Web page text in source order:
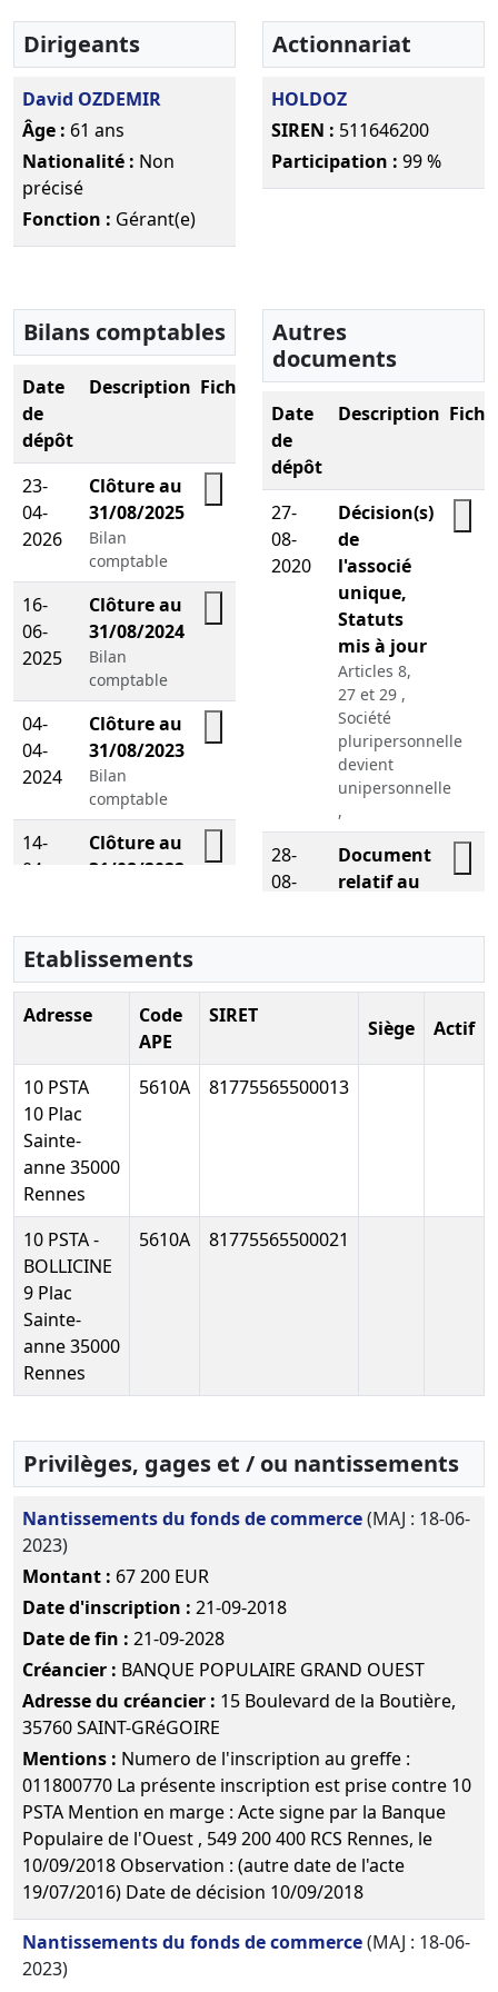
Dirigeants
David OZDEMIR
Âge : 61 ans
Nationalité : Non
précisé
Fonction : Gérant(e)
Actionnariat
HOLDOZ
SIREN : 511646200
Participation : 99 %
Bilans comptables
Date
de
dépôt
Description Fichier
23-
04-
2026
Clôture au
31/08/2025
Bilan
comptable
Télécharger le PDF
16-
06-
2025
Clôture au
31/08/2024
Bilan
comptable
Télécharger le PDF
04-
04-
2024
Clôture au
31/08/2023
Bilan
comptable
Télécharger le PDF
14-
04-
Clôture au
31/08/2022
Télécharger le PDF
03-
12-
2021
Clôture au
31/08/2020
Bilan
comptable
Télécharger le PDF
Autres
documents
Date
de
dépôt
Description
27-
08-
2020
Décision(s)
de
l'associé
unique,
Statuts
mis à jour
Articles 8,
27 et 29 ,
Société
pluripersonnelle
devient
unipersonnelle
,
28-
08-
Document
relatif au
effectif,
des
associés,
Statuts
mis à jour
,
HOLDOZ et
d'une
unipersonnelle
(SARLU) à
une société
pluripersonnelle
14-
2016
Etablissements
Adresse
Code
APE
SIRET
Siège Actif
10 PSTA
10 Plac
Sainte-
anne 35000
Rennes
5610A 81775565500013
10 PSTA -
BOLLICINE
9 Plac
Sainte-
anne 35000
Rennes
5610A 81775565500021
Privilèges, gages et / ou nantissements
Nantissements du fonds de commerce(MAJ : 18-06-
2023)
Montant : 67 200 EUR
Date d'inscription : 21-09-2018
Date de fin : 21-09-2028
Créancier : BANQUE POPULAIRE GRAND OUEST
Adresse du créancier : 15 Boulevard de la Boutière,
35760 SAINT-GRéGOIRE
Mentions : Numero de l'inscription au greffe :
011800770 La présente inscription est prise contre 10
PSTA Mention en marge : Acte signe par la Banque
Populaire de l'Ouest , 549 200 400 RCS Rennes, le
10/09/2018 Observation : (autre date de l'acte
19/07/2016) Date de décision 10/09/2018
Nantissements du fonds de commerce(MAJ : 18-06-
2023)